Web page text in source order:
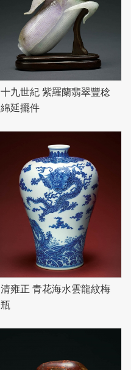
十九世紀 紫羅蘭翡翠豐稔
綿延擺件
清雍正 青花海水雲龍紋梅
瓶